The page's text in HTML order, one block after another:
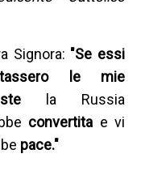
Signora: "Se essi
le mie
la Russia
convertita e vi
pace."